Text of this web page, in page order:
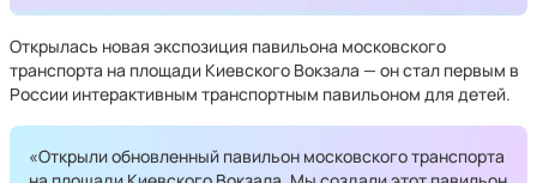
Открылась новая экспозиция павильона московского
транспорта на площади Киевского Вокзала — он стал первым в
России интерактивным транспортным павильоном для детей.
«Открыли обновленный павильон московского транспорта